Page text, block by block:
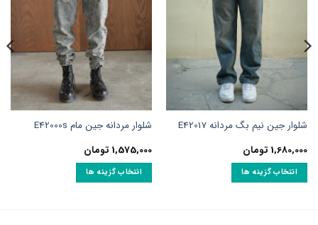
شلوار جین نیم بگ مردانه E42017
1,680,000 تومان
انتخاب گزینه ها
شلوار مردانه جین مام E42000s
1,575,000 تومان
انتخاب گزینه ها